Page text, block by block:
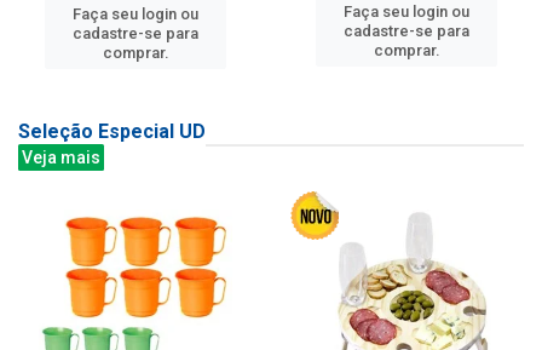
Faça seu login ou
cadastre-se para
comprar.
Faça seu login ou
cadastre-se para
comprar.
Seleção Especial UD
Veja mais